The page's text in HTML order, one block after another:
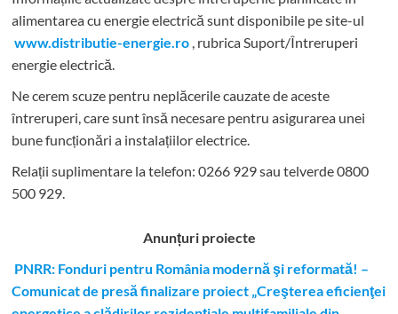
alimentarea cu energie electrică sunt disponibile pe site-ul
www.distributie-energie.ro , rubrica Suport/Întreruperi
energie electrică.
Ne cerem scuze pentru neplăcerile cauzate de aceste
întreruperi, care sunt însă necesare pentru asigurarea unei
bune funcționări a instalațiilor electrice.
Relații suplimentare la telefon: 0266 929 sau telverde 0800
500 929.
Anunțuri proiecte
PNRR: Fonduri pentru România modernă şi reformată! –
Comunicat de presă finalizare proiect „Creşterea eficienţei